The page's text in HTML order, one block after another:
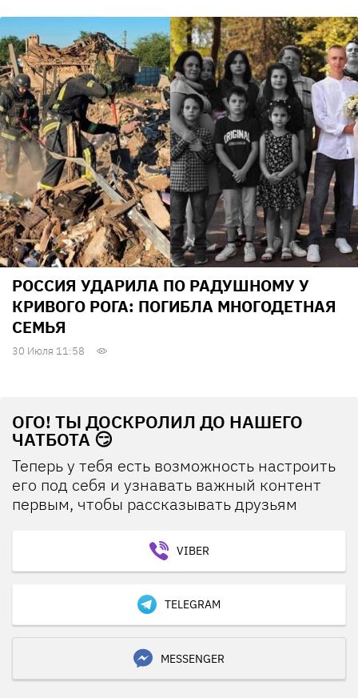
РОССИЯ УДАРИЛА ПО РАДУШНОМУ У
КРИВОГО РОГА: ПОГИБЛА МНОГОДЕТНАЯ
СЕМЬЯ
30 Июля 11:58
ОГО! ТЫ ДОСКРОЛИЛ ДО НАШЕГО
ЧАТБОТА 😏
Теперь у тебя есть возможность настроить
его под себя и узнавать важный контент
первым, чтобы рассказывать друзьям
VIBER
TELEGRAM
MESSENGER